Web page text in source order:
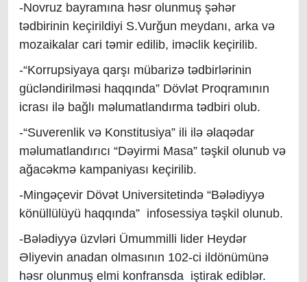
-Novruz bayramına həsr olunmuş şəhər
tədbirinin keçirildiyi S.Vurğun meydanı, arka və
mozaikalar cari təmir edilib, iməclik keçirilib.
-“Korrupsiyaya qarşı mübarizə tədbirlərinin
gücləndirilməsi haqqında” Dövlət Proqramının
icrası ilə bağlı məlumatlandırma tədbiri olub.
-“Suverenlik və Konstitusiya” ili ilə əlaqədar
məlumatlandırıcı “Dəyirmi Masa” təşkil olunub və
ağacəkmə kampaniyası keçirilib.
-Mingəçevir Dövət Universitetində “Bələdiyyə
könüllülüyü haqqında” infosessiya təşkil olunub.
-Bələdiyyə üzvləri Ümummilli lider Heydər
Əliyevin anadan olmasının 102-ci ildönümünə
həsr olunmuş elmi konfransda iştirak ediblər.